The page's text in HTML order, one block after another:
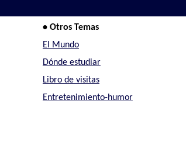
• Otros Temas
El Mundo
Dónde estudiar
Libro de visitas
Entretenimiento-humor